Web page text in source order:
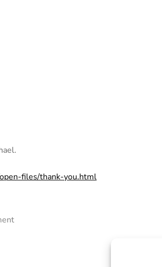
files/thank-you.html
on